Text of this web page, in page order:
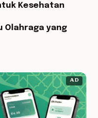
Kesehatan
Olahraga yang
AD